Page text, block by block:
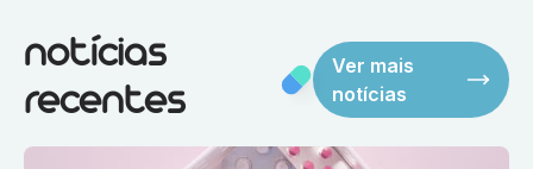
notícias
recentes
Ver mais
notícias